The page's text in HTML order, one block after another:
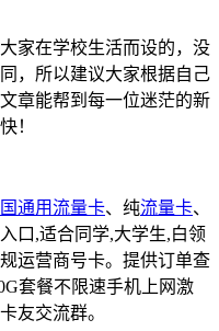
家在学校生活而设的，没
，所以建议大家根据自己
章能帮到每一位迷茫的新
！
通用流量卡、纯流量卡、
口,适合同学,大学生,白领
运营商号卡。提供订单查
套餐不限速手机上网激
友交流群。